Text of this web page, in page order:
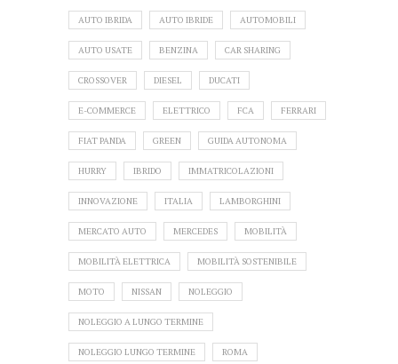
AUTO IBRIDA AUTO IBRIDE AUTOMOBILI
AUTO USATE BENZINA CAR SHARING
CROSSOVER DIESEL DUCATI
E-COMMERCE ELETTRICO FCA FERRARI
FIAT PANDA GREEN GUIDA AUTONOMA
HURRY IBRIDO IMMATRICOLAZIONI
INNOVAZIONE ITALIA LAMBORGHINI
MERCATO AUTO MERCEDES MOBILITÀ
MOBILITÀ ELETTRICA MOBILITÀ SOSTENIBILE
MOTO NISSAN NOLEGGIO
NOLEGGIO A LUNGO TERMINE
NOLEGGIO LUNGO TERMINE ROMA